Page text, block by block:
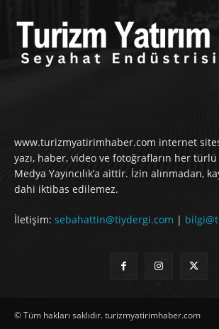
www.turizmyatirimhaber.com internet
yazı, haber, video ve fotoğrafların her türlü
Medya Yayıncılık’a aittir. İzin alınmadan,
dahi iktibas edilemez.
İletişim: sebahattin@tiydergi.com |
© Tüm hakları saklıdır. turizmyatirimhaber.com